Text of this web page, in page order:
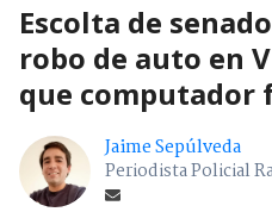
Escolta de
robo de auto en
que computador
Jaime Sepúlveda
Periodista Policial